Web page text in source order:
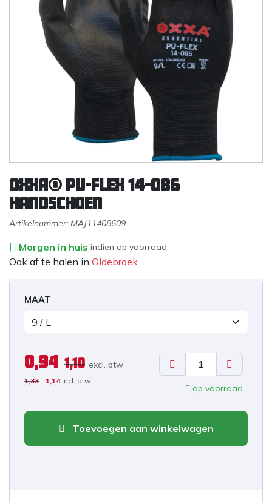
OXXA® PU-Flex 14-086
handschoen
Artikelnummer: MAJ11408609
Morgen in huis indien op voorraad
Ook af te halen in Oldebroek
MAAT
0,94 1,10 excl. btw
1,33 1,14 incl. btw
op voorraad
Toevoegen aan winkelwagen